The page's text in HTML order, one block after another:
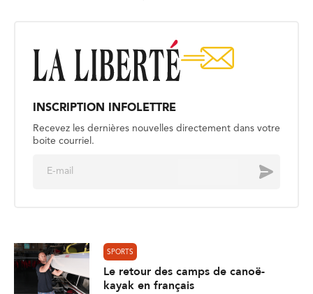
INSCRIPTION INFOLETTRE
Recevez les dernières nouvelles directement dans votre
boite courriel.
Envoyer
SPORTS
Le retour des camps de canoë-
kayak en français